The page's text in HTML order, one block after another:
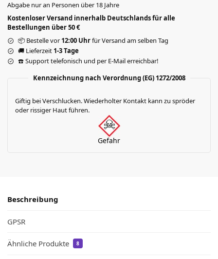
Abgabe nur an Personen über 18 Jahre
Kostenloser Versand innerhalb Deutschlands für alle
Bestellungen über 50 €
📦 Bestelle vor12:00 Uhrfür Versand am selben Tag
🚚 Lieferzeit 1-3 Tage
☎️ Support telefonisch und per E-Mail erreichbar!
Kennzeichnung nach Verordnung (EG) 1272/2008
Giftig bei Verschlucken. Wiederholter Kontakt kann zu spröder
oder rissiger Haut führen.
Gefahr
Beschreibung
GPSR
Ähnliche Produkte 8